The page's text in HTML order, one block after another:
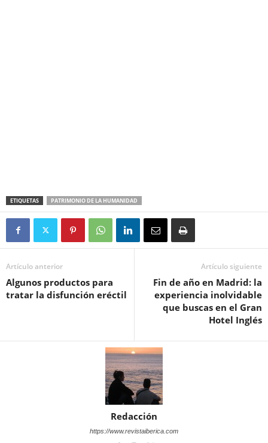
ETIQUETAS PATRIMONIO DE LA HUMANIDAD
Artículo anterior
Algunos productos para
tratar la disfunción eréctil
Artículo siguiente
Fin de año en Madrid: la
experiencia inolvidable
que buscas en el Gran
Hotel Inglés
Redacción
https://www.revistaiberica.com